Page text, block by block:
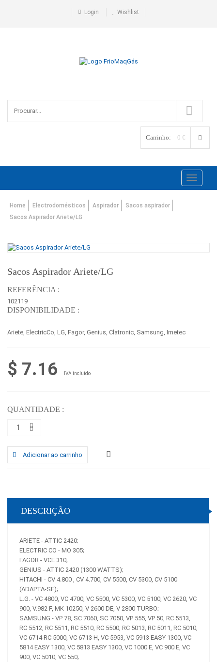
Login Wishlist
Carrinho: 0 €
Toggle
Home Electrodomésticos Aspirador
Sacos aspirador
Sacos Aspirador Ariete/LG
Sacos Aspirador Ariete/LG
REFERÊNCIA :
102119
DISPONIBILIDADE :
Ariete, ElectricCo, LG, Fagor, Genius, Clatronic, Samsung, Imetec
$ 7.16 IVA incluído
QUANTIDADE :
Adicionar ao carrinho
DESCRIÇÃO
ARIETE - ATTIC 2420;
ELECTRIC CO - MO 305;
FAGOR - VCE 310;
GENIUS - ATTIC 2420 (1300 WATTS);
HITACHI - CV 4.800 , CV 4.700, CV 5500, CV 5300, CV 5100
(ADAPTA-SE);
L.G. - VC 4800, VC 4700, VC 5500, VC 5300, VC 5100, VC 2620, VC
900, V.982 F, MK 10250, V 2600 DE, V 2800 TURBO;
SAMSUNG - VP 78, SC 7060, SC 7050, VP 555, VP 50, RC 5513,
RC 5512, RC 5511, RC 5510, RC 5500, RC 5013, RC 5011, RC 5010,
VC 6714 RC 5000, VC 6713 H, VC 5953, VC 5913 EASY 1300, VC
5814 EASY 1300, VC 5813 EASY 1300, VC 1000 E, VC 900 E, VC
900, VC 5010, VC 550;